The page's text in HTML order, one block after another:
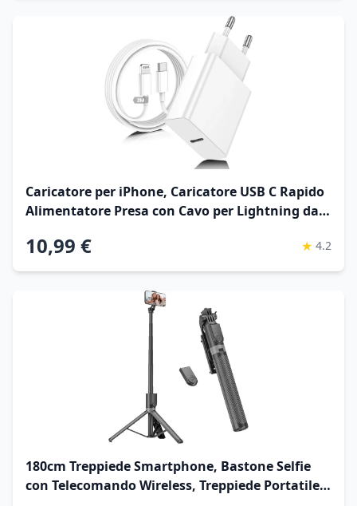
Caricatore per iPhone, Caricatore USB C Rapido
Alimentatore Presa con Cavo per Lightning da
iPhone 14/13/ 12/11/ Pro/iPad Adattatore
Caricabatteria Veloce
10,99 € ★ 4.2
180cm Treppiede Smartphone, Bastone Selfie
con Telecomando Wireless, Treppiede Portatile